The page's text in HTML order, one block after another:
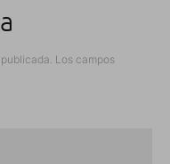
Los campos